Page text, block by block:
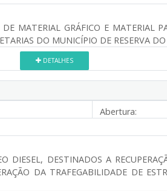
MATERIAL GRÁFICO E MATERIAL
DO MUNICÍPIO DE RESERVA
DETALHES
Abertura:
DIESEL, DESTINADOS A
DA TRAFEGABILIDADE DE